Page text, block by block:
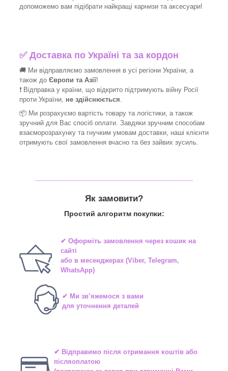
допоможемо вам підібрати найкращі карнизи та аксесуари!
✅Доставка по Україні та за кордон
🚚 Ми відправляємо замовлення в усі регіони України, а
також до Європи та Азії!
❗ Відправка у країни, що відкрито підтримують війну Росії
проти України, не здійснюється
📦 Ми розрахуємо вартість товару та логістики, а також
зручний для Вас спосіб оплати. Завдяки зручним способам
взаєморозрахунку та гнучким умовам доставки, наші клієнти
отримують свої замовлення вчасно та без зайвих зусиль.
Як замовити?
Простий алгоритм покупки:
✔ Оформіть замовлення через кошик на
сайті
або в месенджерах(Viber, Telegram,
WhatsApp)
✔ Ми зв’яжемося з вами
для уточнення деталей
✔ Відправимо після отримання коштів або
післяоплатою